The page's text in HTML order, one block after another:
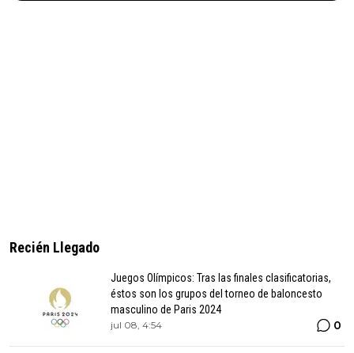
Recién Llegado
Juegos Olímpicos: Tras las finales clasificatorias,
éstos son los grupos del torneo de baloncesto
masculino de Paris 2024
jul 08, 4:54 0